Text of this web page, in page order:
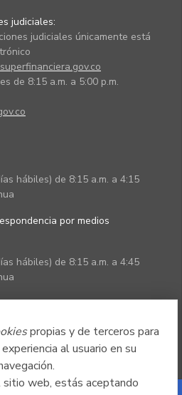
propias y de terceros para
al usuario en su
sitio web, estás aceptando
judiciales:
judiciales únicamente está
de 8:15 a.m. a 5:00 p.m.
hábiles) de 8:15 a.m. a 4:15
por medios
hábiles) de 8:15 a.m. a 4:45